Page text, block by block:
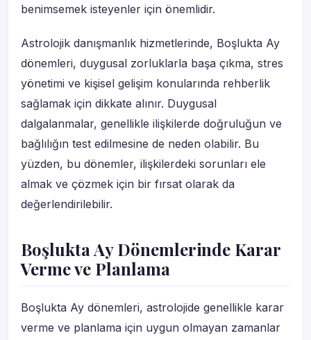
benimsemek isteyenler için önemlidir.
Astrolojik danışmanlık hizmetlerinde, Boşlukta Ay
dönemleri, duygusal zorluklarla başa çıkma, stres
yönetimi ve kişisel gelişim konularında rehberlik
sağlamak için dikkate alınır. Duygusal
dalgalanmalar, genellikle ilişkilerde doğruluğun ve
bağlılığın test edilmesine de neden olabilir. Bu
yüzden, bu dönemler, ilişkilerdeki sorunları ele
almak ve çözmek için bir fırsat olarak da
değerlendirilebilir.
Boşlukta Ay Dönemlerinde Karar
Verme ve Planlama
Boşlukta Ay dönemleri, astrolojide genellikle karar
verme ve planlama için uygun olmayan zamanlar